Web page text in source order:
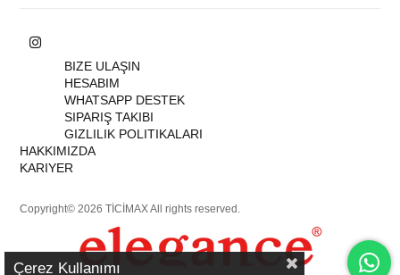
BIZE ULAŞIN
HESABIM
WHATSAPP DESTEK
SIPARIŞ TAKIBI
GIZLILIK POLITIKALARI
HAKKIMIZDA
KARIYER
Copyright© 2026 TİCİMAX All rights reserved.
Çerez Kullanımı